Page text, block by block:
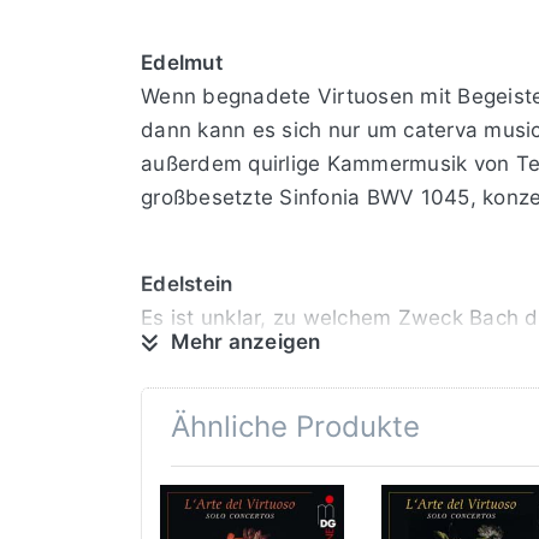
Edelmut
Wenn begnadete Virtuosen mit
dann kann es sich nur um caterva
außerdem quirlige Kammermusik von
großbesetzte Sinfonia BWV 1045,
Edelstein
Es ist unklar, zu welchem Zweck Bach
Kantate? Fast mein man am Ende,
Freies Arpeggieren der Solovioline
Edelmann
Was Bach nicht gelang, war Franz
kunstsinnigen Preußenkönigs
Mehr anzeigen
Ähnliche Produkte